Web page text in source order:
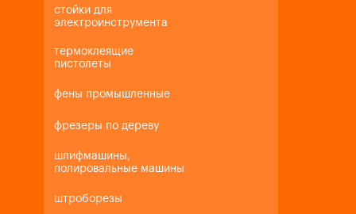
стойки для
электроинструмента
термоклеящие
пистолеты
фены промышленные
фрезеры по дереву
шлифмашины,
полировальные машины
штроборезы